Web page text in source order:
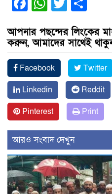
আপনার পছন্দের লিংকের
করুন, আমাদের সাথেই
Facebook Twitter
Linkedin
Reddit
Pinterest
Print
আরও সংবাদ দেখুন